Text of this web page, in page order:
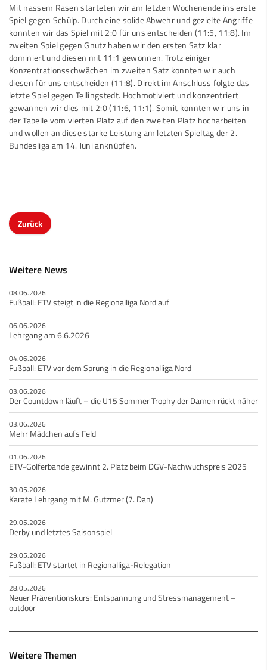
Mit nassem Rasen starteten wir am letzten Wochenende ins erste
Spiel gegen Schülp. Durch eine solide Abwehr und gezielte Angriffe
konnten wir das Spiel mit 2:0 für uns entscheiden (11:5, 11:8). Im
zweiten Spiel gegen Gnutz haben wir den ersten Satz klar
dominiert und diesen mit 11:1 gewonnen. Trotz einiger
Konzentrationsschwächen im zweiten Satz konnten wir auch
diesen für uns entscheiden (11:8). Direkt im Anschluss folgte das
letzte Spiel gegen Tellingstedt. Hochmotiviert und konzentriert
gewannen wir dies mit 2:0 (11:6, 11:1). Somit konnten wir uns in
der Tabelle vom vierten Platz auf den zweiten Platz hocharbeiten
und wollen an diese starke Leistung am letzten Spieltag der 2.
Bundesliga am 14. Juni anknüpfen.
Zurück
Weitere News
08.06.2026
Fußball: ETV steigt in die Regionalliga Nord auf
06.06.2026
Lehrgang am 6.6.2026
04.06.2026
Fußball: ETV vor dem Sprung in die Regionalliga Nord
03.06.2026
Der Countdown läuft – die U15 Sommer Trophy der Damen rückt näher
03.06.2026
Mehr Mädchen aufs Feld
01.06.2026
ETV-Golferbande gewinnt 2. Platz beim DGV-Nachwuchspreis 2025
30.05.2026
Karate Lehrgang mit M. Gutzmer (7. Dan)
29.05.2026
Derby und letztes Saisonspiel
29.05.2026
Fußball: ETV startet in Regionalliga-Relegation
28.05.2026
Neuer Präventionskurs: Entspannung und Stressmanagement –
outdoor
Weitere Themen